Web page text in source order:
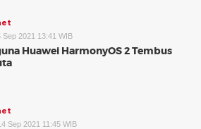
Sep 2021 13:41 WIB
Huawei HarmonyOS 2 Tembus
Sep 2021 11:45 WIB